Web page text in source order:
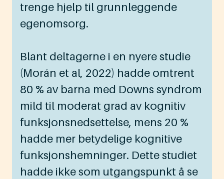
trenge hjelp til grunnleggende
egenomsorg.
Blant deltagerne i en nyere studie
(Morán et al, 2022) hadde omtrent
80 % av barna med Downs syndrom
mild til moderat grad av kognitiv
funksjonsnedsettelse, mens 20 %
hadde mer betydelige kognitive
funksjonshemninger. Dette studiet
hadde ikke som utgangspunkt å se